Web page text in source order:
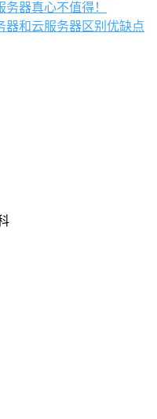
器真心不值得！
器和云服务器区别优缺点